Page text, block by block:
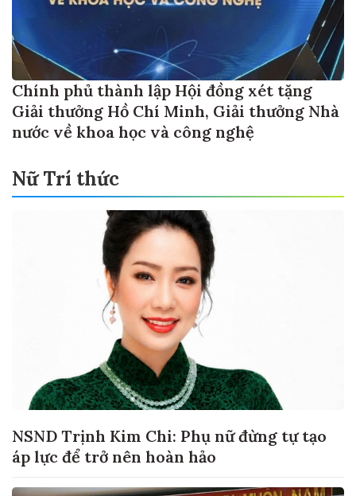
Chính phủ thành lập Hội đồng xét tặng
Giải thưởng Hồ Chí Minh, Giải thưởng Nhà
nước về khoa học và công nghệ
Nữ Trí thức
NSND Trịnh Kim Chi: Phụ nữ đừng tự tạo
áp lực để trở nên hoàn hảo